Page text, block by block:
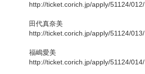
http://ticket.corich.jp/apply/51124/012/
田代真奈美
http://ticket.corich.jp/apply/51124/013/
福嶋愛美
http://ticket.corich.jp/apply/51124/014/